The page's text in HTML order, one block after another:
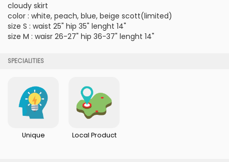
cloudy skirt
color : white, peach, blue, beige scott(limited)
size S : waist 25" hip 35" lenght 14"
size M : waisr 26-27" hip 36-37" lenght 14"
SPECIALITIES
Unique Local Product